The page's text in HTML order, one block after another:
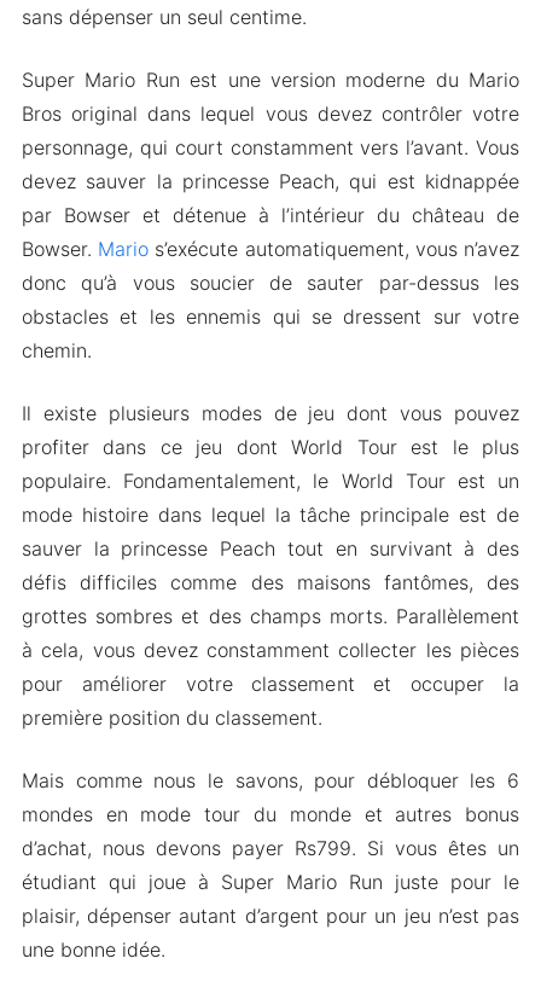
sans dépenser un seul centime.
Super Mario Run est une version moderne du Mario
Bros original dans lequel vous devez contrôler votre
personnage, qui court constamment vers l’avant. Vous
devez sauver la princesse Peach, qui est kidnappée
par Bowser et détenue à l’intérieur du château de
Bowser. Mario s’exécute automatiquement, vous n’avez
donc qu’à vous soucier de sauter par-dessus les
obstacles et les ennemis qui se dressent sur votre
chemin.
Il existe plusieurs modes de jeu dont vous pouvez
profiter dans ce jeu dont World Tour est le plus
populaire. Fondamentalement, le World Tour est un
mode histoire dans lequel la tâche principale est de
sauver la princesse Peach tout en survivant à des
défis difficiles comme des maisons fantômes, des
grottes sombres et des champs morts. Parallèlement
à cela, vous devez constamment collecter les pièces
pour améliorer votre classement et occuper la
première position du classement.
Mais comme nous le savons, pour débloquer les 6
mondes en mode tour du monde et autres bonus
d’achat, nous devons payer Rs799. Si vous êtes un
étudiant qui joue à Super Mario Run juste pour le
plaisir, dépenser autant d’argent pour un jeu n’est pas
une bonne idée.